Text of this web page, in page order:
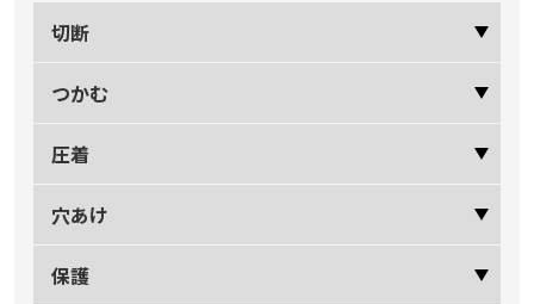
切断
つかむ
圧着
穴あけ
保護